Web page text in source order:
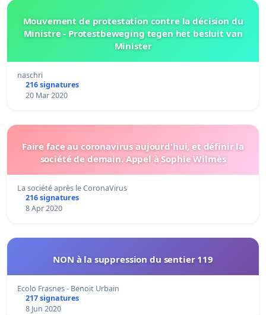
Mouvement de protestation contre la décision du
Ministre - Protestbeweging tegen het besluit van
Minister
naschri
216 signatures
20 Mar 2020
Faire face au coronavirus aujourd'hui, et définir la
société de demain. Appel à Sophie Wilmès
La société après le CoronaVirus
216 signatures
8 Apr 2020
NON à la suppression du sentier 119
Ecolo Frasnes - Benoit Urbain
217 signatures
8 Jun 2020